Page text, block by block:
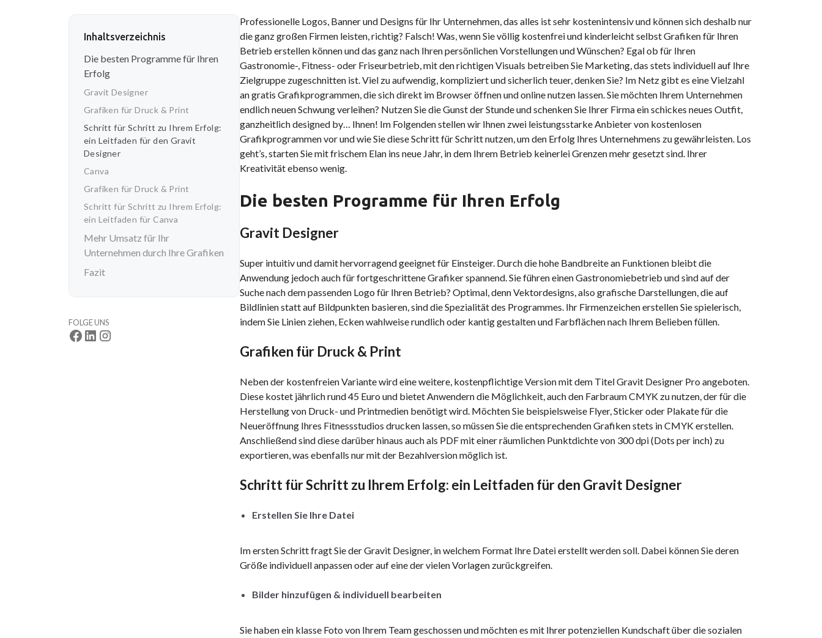
Inhaltsverzeichnis
Die besten Programme für Ihren
Erfolg
Gravit Designer
Grafiken für Druck & Print
Schritt für Schritt zu Ihrem Erfolg:
ein Leitfaden für den Gravit
Designer
Canva
Grafiken für Druck & Print
Schritt für Schritt zu Ihrem Erfolg:
ein Leitfaden für Canva
Mehr Umsatz für Ihr
Unternehmen durch Ihre Grafiken
Fazit
FOLGE UNS
Professionelle Logos, Banner und Designs für Ihr Unternehmen, das alles ist sehr kostenintensiv und können sich deshalb nur
die ganz großen Firmen leisten, richtig? Falsch! Was, wenn Sie völlig kostenfrei und kinderleicht selbst Grafiken für Ihren
Betrieb erstellen können und das ganz nach Ihren persönlichen Vorstellungen und Wünschen? Egal ob für Ihren
Gastronomie-, Fitness- oder Friseurbetrieb, mit den richtigen Visuals betreiben Sie Marketing, das stets individuell auf Ihre
Zielgruppe zugeschnitten ist. Viel zu aufwendig, kompliziert und sicherlich teuer, denken Sie? Im Netz gibt es eine Vielzahl
an gratis Grafikprogrammen, die sich direkt im Browser öffnen und online nutzen lassen. Sie möchten Ihrem Unternehmen
endlich neuen Schwung verleihen? Nutzen Sie die Gunst der Stunde und schenken Sie Ihrer Firma ein schickes neues Outfit,
ganzheitlich designed by… Ihnen! Im Folgenden stellen wir Ihnen zwei leistungsstarke Anbieter von kostenlosen
Grafikprogrammen vor und wie Sie diese Schritt für Schritt nutzen, um den Erfolg Ihres Unternehmens zu gewährleisten. Los
geht’s, starten Sie mit frischem Elan ins neue Jahr, in dem Ihrem Betrieb keinerlei Grenzen mehr gesetzt sind. Ihrer
Kreativität ebenso wenig.
Die besten Programme für Ihren Erfolg
Gravit Designer
Super intuitiv und damit hervorragend geeignet für Einsteiger. Durch die hohe Bandbreite an Funktionen bleibt die
Anwendung jedoch auch für fortgeschrittene Grafiker spannend. Sie führen einen Gastronomiebetrieb und sind auf der
Suche nach dem passenden Logo für Ihren Betrieb? Optimal, denn Vektordesigns, also grafische Darstellungen, die auf
Bildlinien statt auf Bildpunkten basieren, sind die Spezialität des Programmes. Ihr Firmenzeichen erstellen Sie spielerisch,
indem Sie Linien ziehen, Ecken wahlweise rundlich oder kantig gestalten und Farbflächen nach Ihrem Belieben füllen.
Grafiken für Druck & Print
Neben der kostenfreien Variante wird eine weitere, kostenpflichtige Version mit dem Titel Gravit Designer Pro angeboten.
Diese kostet jährlich rund 45 Euro und bietet Anwendern die Möglichkeit, auch den Farbraum CMYK zu nutzen, der für die
Herstellung von Druck- und Printmedien benötigt wird. Möchten Sie beispielsweise Flyer, Sticker oder Plakate für die
Neueröffnung Ihres Fitnessstudios drucken lassen, so müssen Sie die entsprechenden Grafiken stets in CMYK erstellen.
Anschließend sind diese darüber hinaus auch als PDF mit einer räumlichen Punktdichte von 300 dpi (Dots per inch) zu
exportieren, was ebenfalls nur mit der Bezahlversion möglich ist.
Schritt für Schritt zu Ihrem Erfolg: ein Leitfaden für den Gravit Designer
Erstellen Sie Ihre Datei
Im ersten Schritt fragt Sie der Gravit Designer, in welchem Format Ihre Datei erstellt werden soll. Dabei können Sie deren
Größe individuell anpassen oder auf eine der vielen Vorlagen zurückgreifen.
Bilder hinzufügen & individuell bearbeiten
Sie haben ein klasse Foto von Ihrem Team geschossen und möchten es mit Ihrer potenziellen Kundschaft über die sozialen